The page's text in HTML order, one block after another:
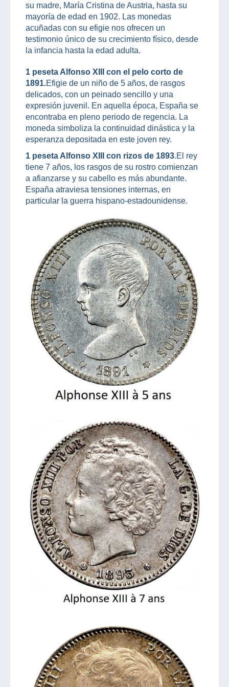
su madre, María Cristina de Austria, hasta su
mayoría de edad en 1902. Las monedas
acuñadas con su efigie nos ofrecen un
testimonio único de su crecimiento físico, desde
la infancia hasta la edad adulta.
1 peseta Alfonso XIII con el pelo corto de
1891.Efigie de un niño de 5 años, de rasgos
delicados, con un peinado sencillo y una
expresión juvenil. En aquella época, España se
encontraba en pleno periodo de regencia. La
moneda simboliza la continuidad dinástica y la
esperanza depositada en este joven rey.
1 peseta Alfonso XIII con rizos de 1893.El rey
tiene 7 años, los rasgos de su rostro comienzan
a afianzarse y su cabello es más abundante.
España atraviesa tensiones internas, en
particular la guerra hispano-estadounidense.